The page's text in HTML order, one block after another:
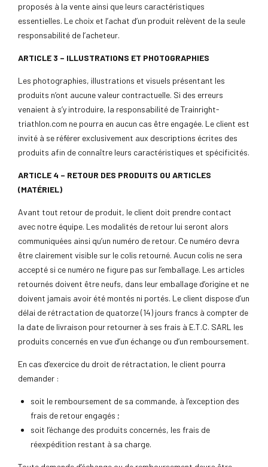
proposés à la vente ainsi que leurs caractéristiques
essentielles. Le choix et l’achat d’un produit relèvent de la seule
responsabilité de l’acheteur.
ARTICLE 3 – ILLUSTRATIONS ET PHOTOGRAPHIES
Les photographies, illustrations et visuels présentant les
produits n’ont aucune valeur contractuelle. Si des erreurs
venaient à s’y introduire, la responsabilité de Trainright-
triathlon.com ne pourra en aucun cas être engagée. Le client est
invité à se référer exclusivement aux descriptions écrites des
produits afin de connaître leurs caractéristiques et spécificités.
ARTICLE 4 – RETOUR DES PRODUITS OU ARTICLES
(MATÉRIEL)
Avant tout retour de produit, le client doit prendre contact
avec notre équipe. Les modalités de retour lui seront alors
communiquées ainsi qu’un numéro de retour. Ce numéro devra
être clairement visible sur le colis retourné. Aucun colis ne sera
accepté si ce numéro ne figure pas sur l’emballage. Les articles
retournés doivent être neufs, dans leur emballage d’origine et ne
doivent jamais avoir été montés ni portés. Le client dispose d’un
délai de rétractation de quatorze (14) jours francs à compter de
la date de livraison pour retourner à ses frais à E.T.C. SARL les
produits concernés en vue d’un échange ou d’un remboursement.
En cas d’exercice du droit de rétractation, le client pourra
demander :
soit le remboursement de sa commande, à l’exception des
frais de retour engagés ;
soit l’échange des produits concernés, les frais de
réexpédition restant à sa charge.